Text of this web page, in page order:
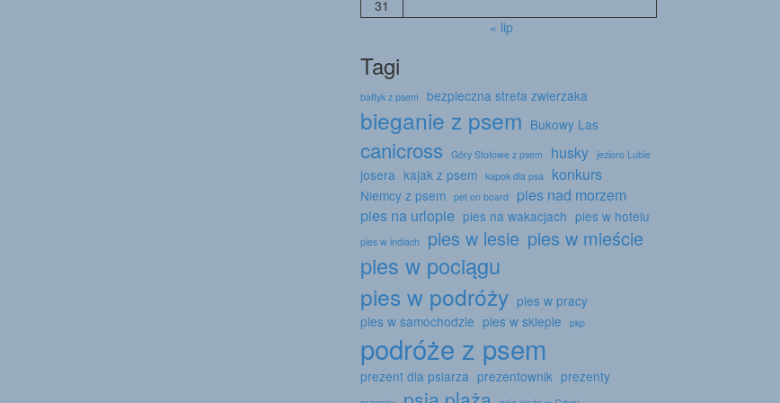
31
« lip
Tagi
bałtyk z psem bezpieczna strefa zwierzaka
bieganie z psem Bukowy Las
canicross Góry Stołowe z psem husky jezioro Lubie
josera kajak z psem kapok dla psa konkurs
Niemcy z psem pet on board
pies nad morzem
pies na urlopie pies na wakacjach pies w hotelu
pies w indiach pies w lesie pies w mieście
pies w pociągu
pies w podróży pies w pracy
pies w samochodzie pies w sklepie pkp
podróże z psem
prezent dla psiarza prezentownik prezenty